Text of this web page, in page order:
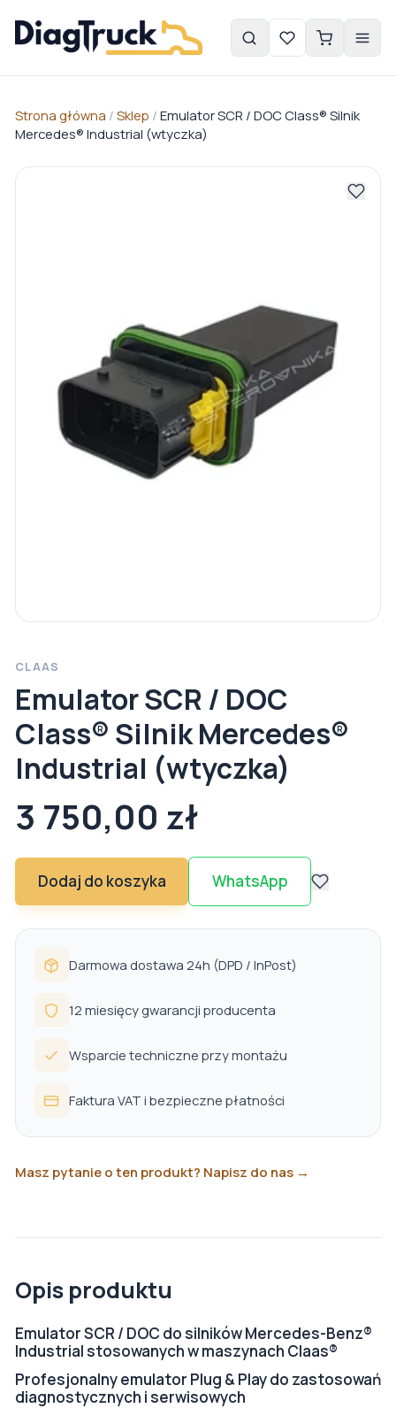
Strona główna / Sklep / Emulator SCR / DOC Class® Silnik
Mercedes® Industrial (wtyczka)
CLAAS
Emulator SCR / DOC
Class® Silnik Mercedes®
Industrial (wtyczka)
3 750,00 zł
Dodaj do koszyka WhatsApp
Darmowa dostawa 24h (DPD / InPost)
12 miesięcy gwarancji producenta
Wsparcie techniczne przy montażu
Faktura VAT i bezpieczne płatności
Masz pytanie o ten produkt? Napisz do nas →
Opis produktu
Emulator SCR / DOC do silników Mercedes-Benz®
Industrial stosowanych w maszynach Claas®
Profesjonalny emulator Plug & Play do zastosowań
diagnostycznych i serwisowych